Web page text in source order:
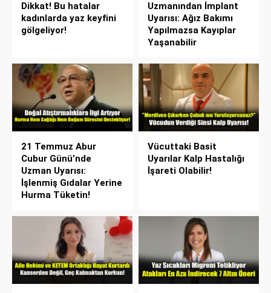
Dikkat! Bu hatalar
kadınlarda yaz keyfini
gölgeliyor!
Uzmanından İmplant
Uyarısı: Ağız Bakımı
Yapılmazsa Kayıplar
Yaşanabilir
21 Temmuz Abur
Cubur Günü’nde
Uzman Uyarısı:
İşlenmiş Gıdalar Yerine
Hurma Tüketin!
Vücuttaki Basit
Uyarılar Kalp Hastalığı
İşareti Olabilir!